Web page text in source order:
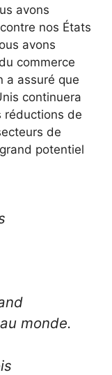
avons
nos États
avons
commerce
a assuré que
continuera
réductions de
de
potentiel
monde.